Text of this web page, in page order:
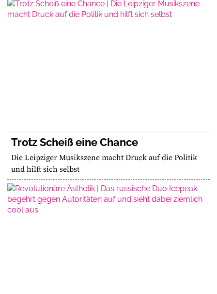
Trotz Scheiß eine Chance
Die Leipziger Musikszene macht Druck auf die Politik
und hilft sich selbst